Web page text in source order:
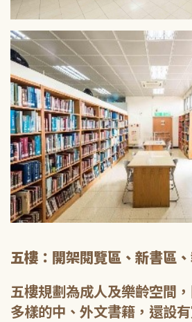
五樓：開架閱覽區、新書區
五樓規劃為成人及樂齡空間
多樣的中、外文書籍，還設